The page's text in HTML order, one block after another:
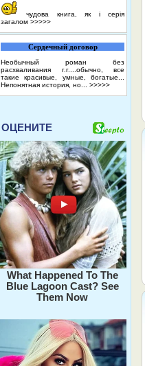
чудова книга, як і серія
загалом >>>>>
Сердечный договор
Необычный роман без
расхваливания г.г....обычно, все
такие красивые, умные, богатые...
Непонятная история, но... >>>>>
ОЦЕНИТЕ
What Happened To The
Blue Lagoon Cast? See
Them Now